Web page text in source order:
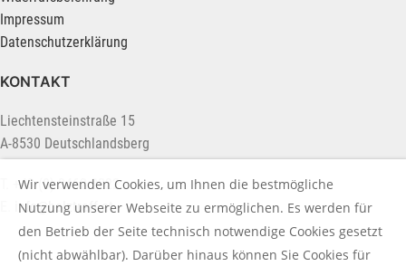
Impressum
Datenschutzerklärung
KONTAKT
Liechtensteinstraße 15
A-8530 Deutschlandsberg
T. +43 (0) 3462 2222
info@holztreff.at
Wir verwenden Cookies, um Ihnen die bestmögliche
Nutzung unserer Webseite zu ermöglichen. Es werden für
den Betrieb der Seite technisch notwendige Cookies gesetzt
(nicht abwählbar). Darüber hinaus können Sie Cookies für